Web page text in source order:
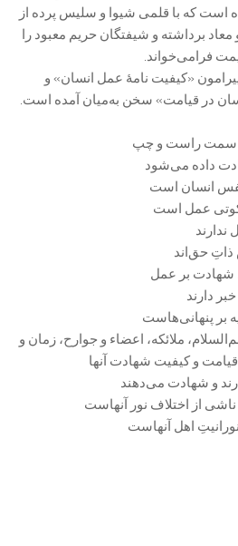
است که با قلمی شیوا و سلیس پرده از
برداشته و شیفتگان حریم معبود را
فرامی‌خواند.
«کیفیت نامۀ عمل انسان» و
در قیامت» سخن به‌میان آمده است.
سمت راست و چپ
داده می‌شود
نفس انسان است
عمل است
حق‌اند
شهادت بر عمل
دارند
بر پنهانی‌هاست
ملائکه، اعضاء و جوارح، زمان و
و کیفیت شهادت آنها
و شهادت می‌دهند
از اختلاف نور آنهاست
اهل آنهاست